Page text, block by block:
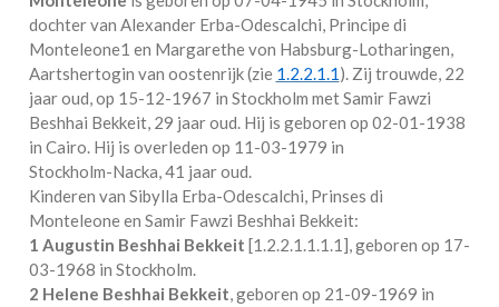
dochter van Alexander Erba-Odescalchi, Principe di
Monteleone1 en Margarethe von Habsburg-Lotharingen,
Aartshertogin van oostenrijk (zie 1.2.2.1.1). Zij trouwde, 22
jaar oud, op 15-12-1967 in Stockholm metSamir Fawzi
Beshhai Bekkeit, 29 jaar oud. Hij is geboren op 02-01-1938
in Cairo. Hij is overleden op 11-03-1979 in
Stockholm-Nacka, 41 jaar oud.
Kinderen van Sibylla Erba-Odescalchi, Prinses di
Monteleone en Samir Fawzi Beshhai Bekkeit:
1 Augustin Beshhai Bekkeit [1.2.2.1.1.1.1 ], geboren op 17-
03-1968 in Stockholm.
2 Helene Beshhai Bekkeit, geboren op 21-09-1969 in